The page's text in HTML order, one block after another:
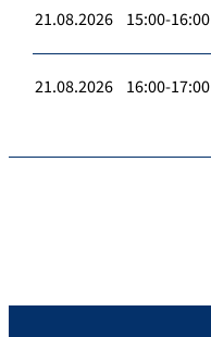
21.08.2026 15:00-16:00
21.08.2026 16:00-17:00